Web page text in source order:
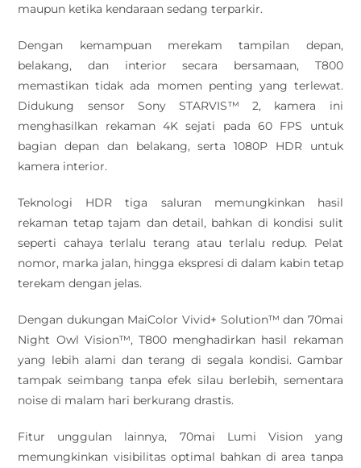
maupun ketika kendaraan sedang terparkir.
Dengan kemampuan merekam tampilan depan,
belakang, dan interior secara bersamaan, T800
memastikan tidak ada momen penting yang terlewat.
Didukung sensor Sony STARVIS™ 2, kamera ini
menghasilkan rekaman 4K sejati pada 60 FPS untuk
bagian depan dan belakang, serta 1080P HDR untuk
kamera interior.
Teknologi HDR tiga saluran memungkinkan hasil
rekaman tetap tajam dan detail, bahkan di kondisi sulit
seperti cahaya terlalu terang atau terlalu redup. Pelat
nomor, marka jalan, hingga ekspresi di dalam kabin tetap
terekam dengan jelas.
Dengan dukungan MaiColor Vivid+ Solution™ dan 70mai
Night Owl Vision™, T800 menghadirkan hasil rekaman
yang lebih alami dan terang di segala kondisi. Gambar
tampak seimbang tanpa efek silau berlebih, sementara
noise di malam hari berkurang drastis.
Fitur unggulan lainnya, 70mai Lumi Vision yang
memungkinkan visibilitas optimal bahkan di area tanpa